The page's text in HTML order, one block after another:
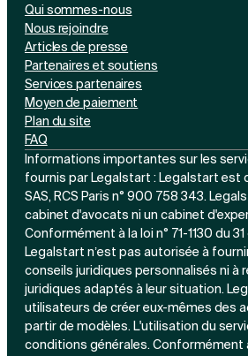
Qui sommes-nous
Nous rejoindre
Articles de presse
Partenaires et soutiens
Services partenaires
Moyen de paiement
Plan du site
FAQ
Informations importantes sur les
fournis par Legalstart : Legalstart est
SAS, RCS Paris n° 900 758 343.
cabinet d'avocats ni un cabinet
Conformément à la loi n° 71-1130 du
Legalstart n’est pas autorisée à
conseils juridiques personnalisés ni à
juridiques adaptés à leur situation.
utilisateurs de créer eux-mêmes des
partir de modèles. L'utilisation du
conditions générales. Conformément